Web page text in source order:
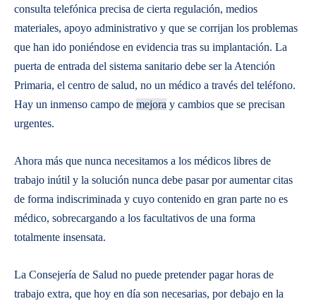
consulta telefónica precisa de cierta regulación, medios
materiales, apoyo administrativo y que se corrijan los problemas
que han ido poniéndose en evidencia tras su implantación. La
puerta de entrada del sistema sanitario debe ser la Atención
Primaria, el centro de salud, no un médico a través del teléfono.
Hay un inmenso campo de mejora y cambios que se precisan
urgentes.
Ahora más que nunca necesitamos a los médicos libres de
trabajo inútil y la solución nunca debe pasar por aumentar citas
de forma indiscriminada y cuyo contenido en gran parte no es
médico, sobrecargando a los facultativos de una forma
totalmente insensata.
La Consejería de Salud no puede pretender pagar horas de
trabajo extra, que hoy en día son necesarias, por debajo en la